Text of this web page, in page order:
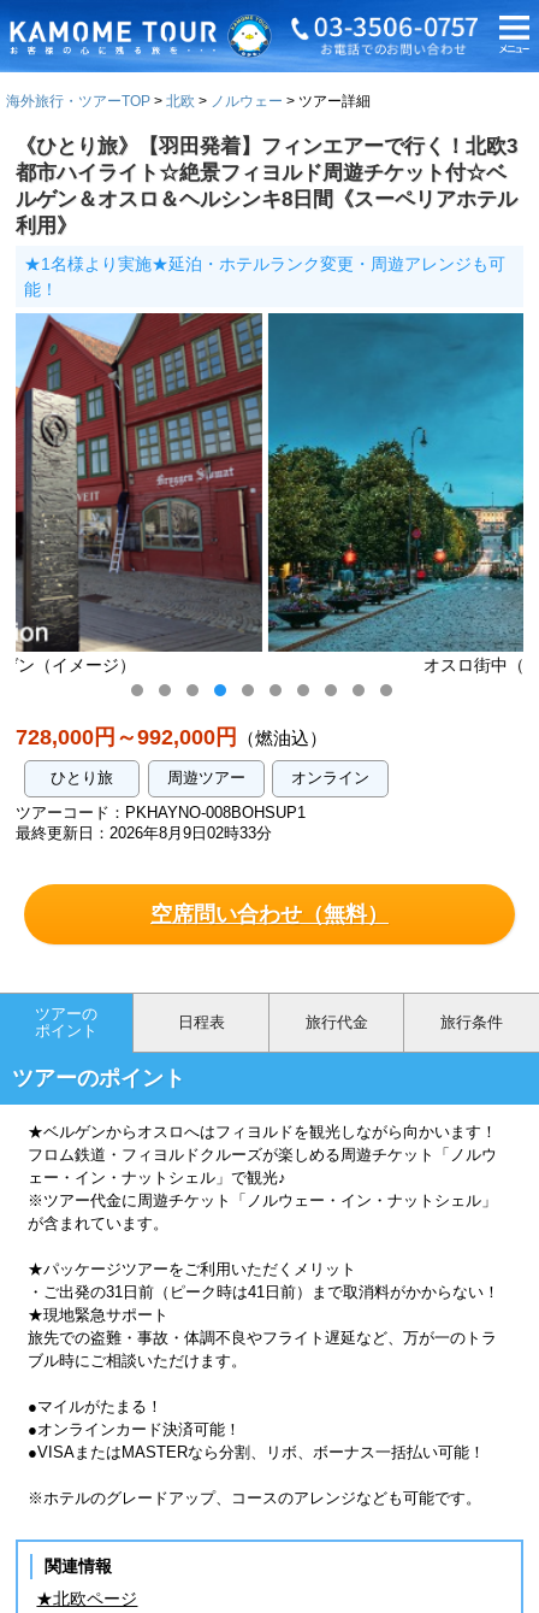
海外旅行・ツアーTOP 北欧 ノルウェー ツアー詳細
《ひとり旅》【羽田発着】フィンエアーで行く！北欧3
都市ハイライト☆絶景フィヨルド周遊チケット付☆ベ
ルゲン＆オスロ＆ヘルシンキ8日間《スーペリアホテル
利用》
★1名様より実施★延泊・ホテルランク変更・周遊アレンジも可
能！
728,000円～992,000円 （燃油込）
ひとり旅 周遊ツアー
オンライン
ツアーコード：PKHAYNO-008BOHSUP1
最終更新日：2026年8月9日02時33分
空席問い合わせ（無料）
ツアーの
ポイント
日程表 旅行代金 旅行条件
ツアーのポイント
★ベルゲンからオスロへはフィヨルドを観光しながら向かいます！
フロム鉄道・フィヨルドクルーズが楽しめる周遊チケット「ノルウ
ェー・イン・ナットシェル」で観光♪
※ツアー代金に周遊チケット「ノルウェー・イン・ナットシェル」
が含まれています。
★パッケージツアーをご利用いただくメリット
・ご出発の31日前（ピーク時は41日前）まで取消料がかからない！
★現地緊急サポート
旅先での盗難・事故・体調不良やフライト遅延など、万が一のトラ
ブル時にご相談いただけます。
●マイルがたまる！
●オンラインカード決済可能！
●VISAまたはMASTERなら分割、リボ、ボーナス一括払い可能！
※ホテルのグレードアップ、コースのアレンジなども可能です。
関連情報
★北欧ページ